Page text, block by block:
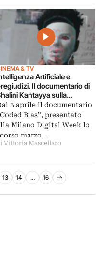
& TV
Artificiale e
Il documentario di
Kantayya sulla
digitale
5 aprile il documentario
Bias”, presentato
Milano Digital Week lo
marzo,…
Vittoria Mascellaro
13 14 … 16
Pagina successiva